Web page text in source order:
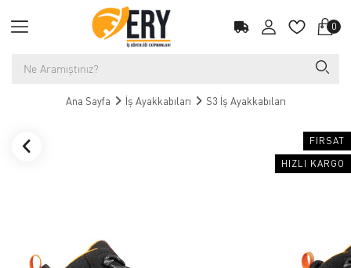
0
Ana Sayfa İş Ayakkabıları S3 İş Ayakkabıları
FIRSAT
HIZLI KARGO